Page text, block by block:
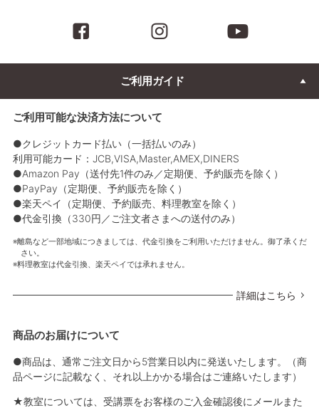
ご利用ガイド
ご利用可能な決済方法について
●クレジットカード払い（一括払いのみ）
利用可能カード：JCB,VISA,Master,AMEX,DINERS
●Amazon Pay（送付先1件のみ／定期便、予約販売を除く）
●PayPay（定期便、予約販売を除く）
●楽天ペイ（定期便、予約販売、料理教室を除く）
●代金引換（330円／ご注文者さまへの送付のみ）
離島など一部地域につきましては、代金引換をご利用いただけません。御了承くだ
さい。
料理教室は代金引換、楽天ペイでは承れません。
詳細はこちら
商品のお届けについて
●商品は、通常ご注文日から5営業日以内に発送いたします。（商
品ページに記載なく、それ以上かかる場合はご連絡いたします）
★教室については、受講票をお客様のご入金確認後にメールまた